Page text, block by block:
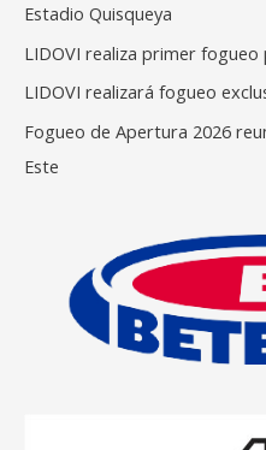
Estadio Quisqueya
LIDOVI realiza primer
LIDOVI realizará fogueo
Fogueo de Apertura 2026
Este